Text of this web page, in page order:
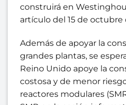
construirá en
artículo del 15 de octubre
Además de apoyar la
grandes plantas, se
Reino Unido apoye la
costosa y de menor
reactores modulares